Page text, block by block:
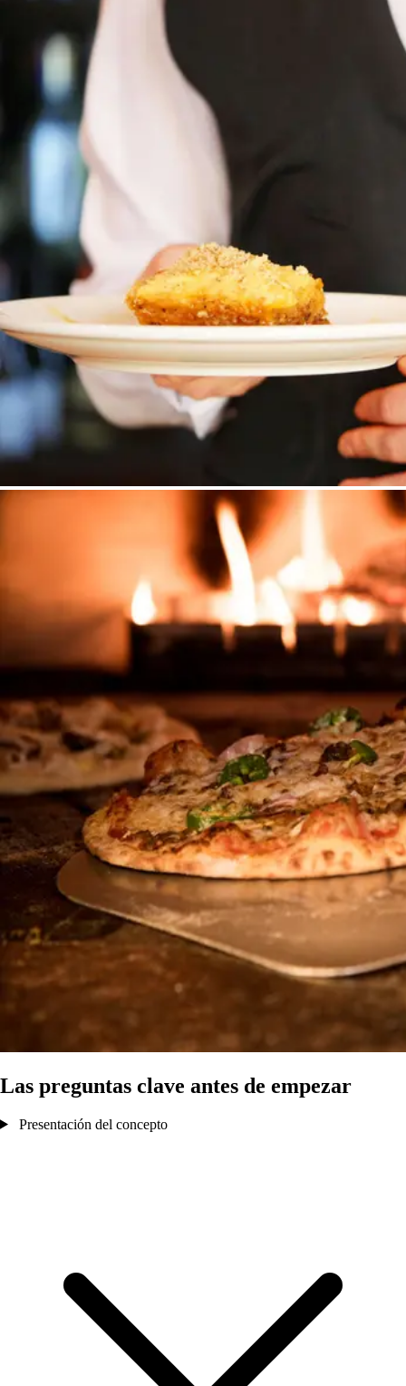
Las preguntas clave antes de empezar
Presentación del concepto